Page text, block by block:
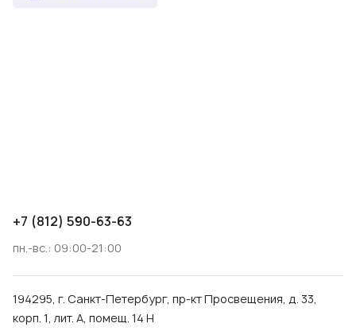
+7 (812) 590-63-63
пн.-вс.: 09:00-21:00
194295, г. Санкт-Петербург, пр-кт Просвещения, д. 33,
корп. 1, лит. А, помещ. 14 Н